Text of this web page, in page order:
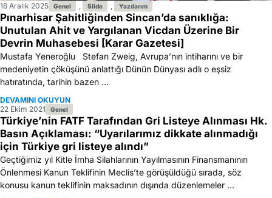
16 Aralık 2025 Genel Slide Yazılarım
Pınarhisar Şahitliğinden Sincan’da sanıklığa:
Unutulan Ahit ve Yargılanan Vicdan Üzerine Bir
Devrin Muhasebesi [Karar Gazetesi]
Mustafa Yeneroğlu Stefan Zweig, Avrupa’nın intiharını ve bir
medeniyetin çöküşünü anlattığı Dünün Dünyası adlı o eşsiz
hatıratında, tarihin bazen ...
DEVAMINI OKUYUN
22 Ekim 2021
Genel
Türkiye’nin FATF Tarafından Gri Listeye Alınması Hk.
Basın Açıklaması: “Uyarılarımız dikkate alınmadığı
için Türkiye gri listeye alındı”
Geçtiğimiz yıl Kitle İmha Silahlarının Yayılmasının Finansmanının
Önlenmesi Kanun Teklifinin Meclis’te görüşüldüğü sırada, söz
konusu kanun teklifinin maksadının dışında düzenlemeler ...